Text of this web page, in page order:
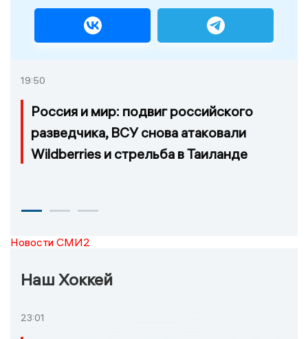
19:50
Россия и мир: подвиг российского
разведчика, ВСУ снова атаковали
Wildberries и стрельба в Таиланде
Новости СМИ2
Наш Хоккей
23:01